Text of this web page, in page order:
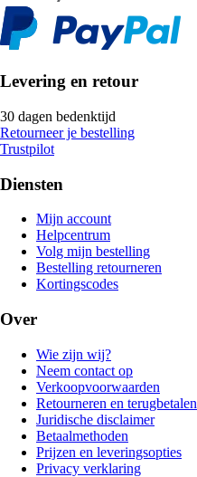
Levering en retour
30 dagen bedenktijd
Retourneer je bestelling
Trustpilot
Diensten
Mijn account
Helpcentrum
Volg mijn bestelling
Bestelling retourneren
Kortingscodes
Over
Wie zijn wij?
Neem contact op
Verkoopvoorwaarden
Retourneren en terugbetalen
Juridische disclaimer
Betaalmethoden
Prijzen en leveringsopties
Privacy verklaring